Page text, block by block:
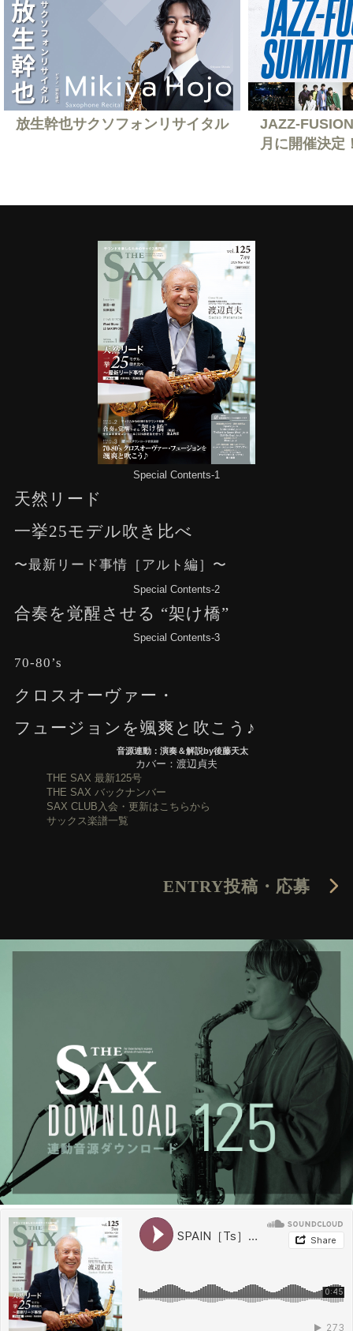
放生幹也サクソフォンリサイタル
JAZZ-
月に開催決定
Special Contents-1
天然リード
一挙25モデル吹き比べ
〜最新リード事情［アルト編］〜
Special Contents-2
合奏を覚醒させる “架け橋”
Special Contents-3
70-80’s
クロスオーヴァー・
フュージョンを颯爽と吹こう♪
音源連動：演奏＆解説by後藤天太
カバー：渡辺貞夫
THE SAX 最新125号
THE SAX バックナンバー
SAX CLUB入会・更新はこちらから
サックス楽譜一覧
ENTRY投稿・応募